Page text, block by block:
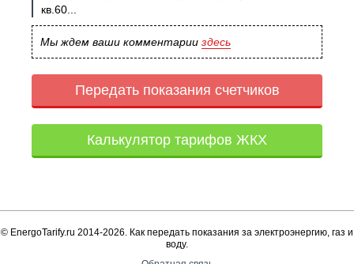
кв.60...
Мы ждем ваши комментарии здесь
Передать показания счетчиков
Калькулятор тарифов ЖКХ
© EnergoTarify.ru 2014-2026. Как передать показания за электроэнергию, газ и
воду.